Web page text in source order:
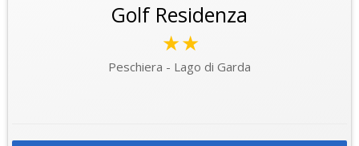
Golf Residenza
★★
Peschiera - Lago di Garda